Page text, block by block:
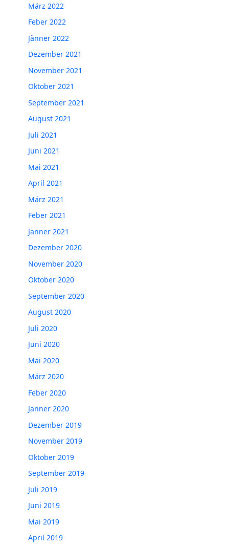
März 2022
Feber 2022
Jänner 2022
Dezember 2021
November 2021
Oktober 2021
September 2021
August 2021
Juli 2021
Juni 2021
Mai 2021
April 2021
März 2021
Feber 2021
Jänner 2021
Dezember 2020
November 2020
Oktober 2020
September 2020
August 2020
Juli 2020
Juni 2020
Mai 2020
März 2020
Feber 2020
Jänner 2020
Dezember 2019
November 2019
Oktober 2019
September 2019
Juli 2019
Juni 2019
Mai 2019
April 2019